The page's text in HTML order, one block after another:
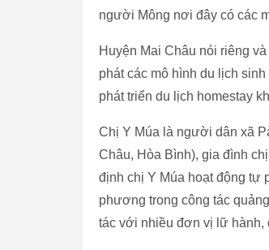
người Mông nơi đây có các
Huyện Mai Châu nói riêng
phát các mô hình du lịch
phát triển du lịch homestay
Chị Y Múa là người dân xã
Châu, Hòa Bình), gia đình
định chị Y Múa hoạt động tự
phương trong công tác
tác với nhiều đơn vị lữ hành,